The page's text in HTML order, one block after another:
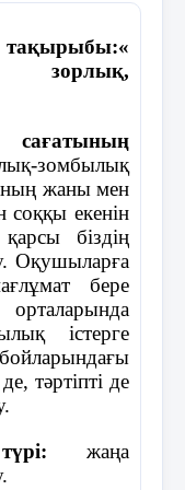
сонымен
оқулықтарды
соңында
жақсы деген
қадағалау
«Союз-
Н.Ә
Семей
зомбылық
жаны мен
соққы екенін
біздің
Оқушыларға
бере
істерге
тәртіпті де
жаңа